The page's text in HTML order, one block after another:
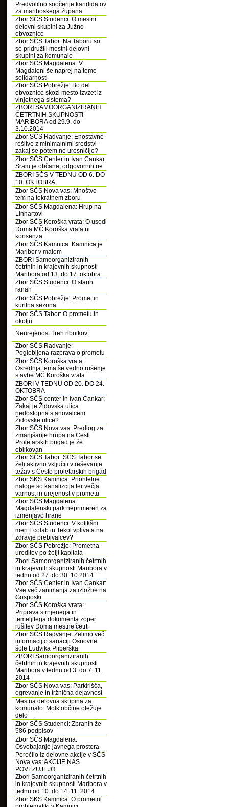
Predvolilno soočenje kandidatov
za mariboskega župana
Zbor SČS Studenci: O mestni
delovni skupini za Južno
obvoznico
Zbor SČS Tabor: Na Taboru so
se pridružili mestni delovni
skupini za komunalo
Zbor SČS Magdalena: V
Magdaleni še naprej na temo
solidarnosti
Zbor SČS Pobrežje: Bo del
obvoznice skozi mesto izvzet iz
vinjetnega sistema?
ZBORI SAMOORGANIZIRANIH
ČETRTNIH SKUPNOSTI
MARIBORA od 29.9. do
3.10.2014
Zbor SČS Radvanje: Enostavne
rešitve z minimalnimi sredstvi -
zakaj se potem ne uresničijo?
Zbor SČS Center in Ivan Cankar:
Sram je občane, odgovornih ne
ZBORI SČS V TEDNU OD 6. DO
10. OKTOBRA
Zbor SČS Nova vas: Mnoštvo
tem na tokratnem zboru
Zbor SČS Magdalena: Hrup na
Linhartovi
Zbor SČS Koroška vrata: O usodi
Doma MČ Koroška vrata ni
konsenza
Zbor SČS Kamnica: Kamnica je
Maribor v malem
ZBORI Samoorganiziranih
četrtnih in krajevnih skupnosti
Maribora od 13. do 17. oktobra
Zbor SČS Studenci: O starih
ranah
Zbor SČS Pobrežje: Promet in
kurilna sezona
Zbor SČS Tabor: O prometu in
okolju
Neurejenost Treh ribnikov
Zbor SČS Radvanje:
Poglobljena razprava o prometu
Zbor SČS Koroška vrata:
Osrednja tema še vedno rušenje
stavbe MČ Koroška vrata
ZBORI V TEDNU OD 20. DO 24.
OKTOBRA
Zbor SČS center in Ivan Cankar:
Zakaj je Židovska ulica
nedostopna stanovalcem
Židovske ulice?
Zbor SČS Nova vas: Predlog za
zmanjšanje hrupa na Cesti
Proletarskih brigad je že
oblikovan
Zbor SČS Tabor: SČS Tabor se
želi aktivno vključiti v reševanje
težav s Cesto proletarskih brigad
Zbor SKS Kamnica: Prioritetne
naloge so kanalizcija ter večja
varnost in urejenost v prometu
Zbor SČS Magdalena:
Magdalenski park neprimeren za
izmenjavo hrane
Zbor SČS Studenci: V kolikšni
meri Ecolab in Tekol vplivata na
zdravje prebivalcev?
Zbor SČS Pobrežje: Prometna
ureditev po želji kapitala
Zbori Samoorganiziranih četrtnih
in krajevnih skupnosti Maribora v
tednu od 27. do 30. 10.2014
Zbor SČS Center in Ivan Cankar:
Vse več zanimanja za izložbe na
Gosposki
Zbor SČS Koroška vrata:
Priprava strnjenega in
temeljitega dokumenta zoper
rušitev Doma mestne četrti
Zbor SČS Radvanje: Želimo več
informacij o sanaciji Osnovne
šole Ludvika Pliberška
ZBORI Samoorganiziranih
četrtnih in krajevnih skupnosti
Maribora v tednu od 3. do 7. 11.
2014
Zbor SČS Nova vas: Parkirišča,
ogrevanje in tržnična dejavnost
Mestna delovna skupina za
komunalo: Molk občine otežuje
delo
Zbor SČS Studenci: Zbranih že
586 podpisov
Zbor SČS Magdalena:
Osvobajanje javnega prostora
Poročilo iz delovne akcije v SČS
Nova vas: AKCIJE NAS
POVEZUJEJO
Zbori Samoorganiziranih četrtnih
in krajevnih skupnosti Maribora v
tednu od 10. do 14. 11. 2014
Zbor SKS Kamnica: O prometni